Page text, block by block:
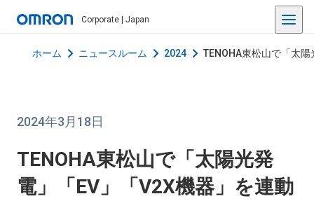
Corporate | Japan
ホーム ニュースルーム 2024 TENOHA東松山で「太
2024年3月18日
TENOHA東松山で「太陽光発
電」「EV」「V2X機器」を連動